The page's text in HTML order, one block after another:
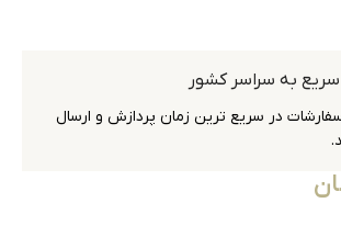
به سراسر کشور
در سریع ترین زمان پردازش و ارسال